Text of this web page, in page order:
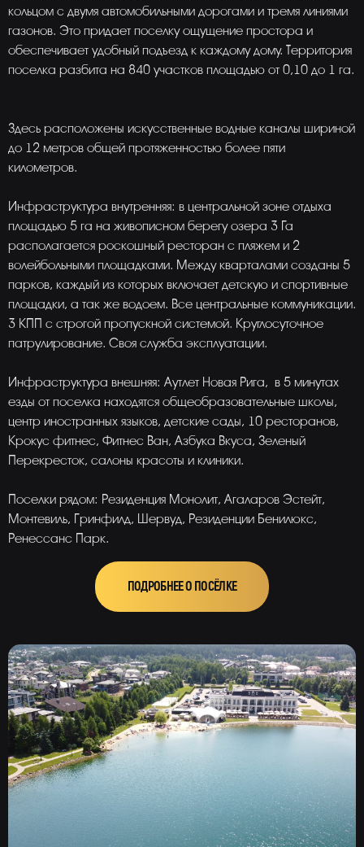
кольцом с двумя автомобильными дорогами и тремя линиями
газонов. Это придает поселку ощущение простора и
обеспечивает удобный подъезд к каждому дому. Территория
поселка разбита на 840 участков площадью от 0,10 до 1 га.
Здесь расположены искусственные водные каналы шириной
до 12 метров общей протяженностью более пяти
километров.
Инфраструктура внутренняя: в центральной зоне отдыха
площадью 5 га на живописном берегу озера 3 Га
располагается роскошный ресторан с пляжем и 2
волейбольными площадками. Между кварталами созданы 5
парков, каждый из которых включает детскую и спортивные
площадки, а так же водоем. Все центральные коммуникации.
3 КПП с строгой пропускной системой. Круглосуточное
патрулирование. Своя служба эксплуатации.
Инфраструктура внешняя: Аутлет Новая Рига, в 5 минутах
езды от поселка находятся общеобразовательные школы,
центр иностранных языков, детские сады, 10 ресторанов,
Крокус фитнес, Фитнес Ван, Азбука Вкуса, Зеленый
Перекресток, салоны красоты и клиники.
Поселки рядом: Резиденция Монолит, Агаларов Эстейт,
Монтевиль, Гринфилд, Шервуд, Резиденции Бенилюкс,
Ренессанс Парк.
ПОДРОБНЕЕ О ПОСЁЛКЕ